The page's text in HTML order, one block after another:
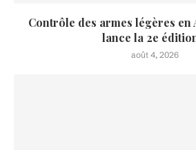
Contrôle des armes légères en
lance la 2e
août 4, 2026